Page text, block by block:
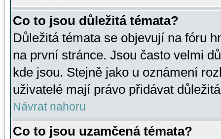
Co to jsou důležitá témata?
Důležitá témata se objevují na fóru
na první stránce. Jsou často velmi
kde jsou. Stejně jako u oznámení
uživatelé mají právo přidávat
Návrat nahoru
Co to jsou uzamčená témata?